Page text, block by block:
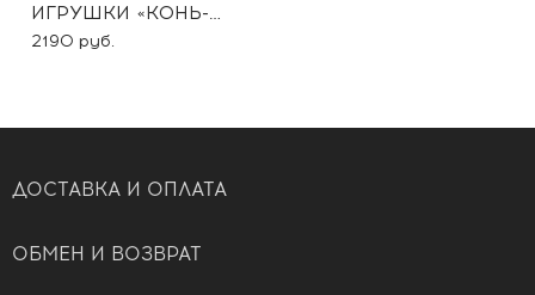
ИГРУШКИ «КОНЬ-
ОГОНЬ»
2190 руб.
ДОСТАВКА И ОПЛАТА
ОБМЕН И ВОЗВРАТ